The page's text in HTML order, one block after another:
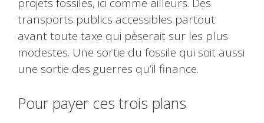
transports publics accessibles partout
avant toute taxe qui pèserait sur les plus
modestes. Une sortie du fossile qui soit aussi
une sortie des guerres qu’il finance.
Pour payer ces trois plans